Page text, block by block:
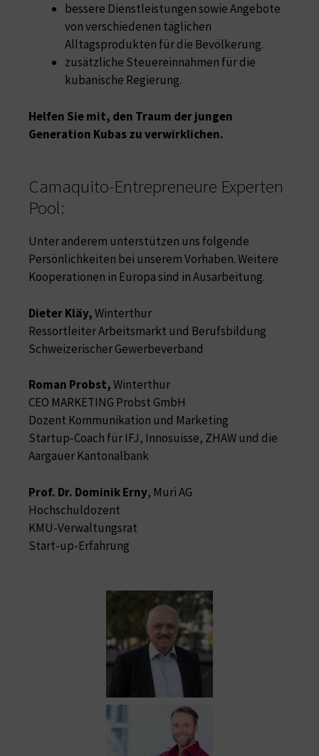
bessere Dienstleistungen sowie Angebote
von verschiedenen täglichen
Alltagsprodukten für die Bevölkerung.
zusätzliche Steuereinnahmen für die
kubanische Regierung.
Helfen Sie mit, den Traum der jungen
Generation Kubas zu verwirklichen.
Camaquito-Entrepreneure Experten
Pool:
Unter anderem unterstützen uns folgende
Persönlichkeiten bei unserem Vorhaben. Weitere
Kooperationen in Europa sind in Ausarbeitung.
Dieter Kläy,Winterthur
Ressortleiter Arbeitsmarkt und Berufsbildung
Schweizerischer Gewerbeverband
Roman Probst,Winterthur
CEO MARKETING Probst GmbH
Dozent Kommunikation und Marketing
Startup-Coach für IFJ, Innosuisse, ZHAW und die
Aargauer Kantonalbank
Prof. Dr. Dominik Erny, Muri AG
Hochschuldozent
KMU-Verwaltungsrat
Start-up-Erfahrung